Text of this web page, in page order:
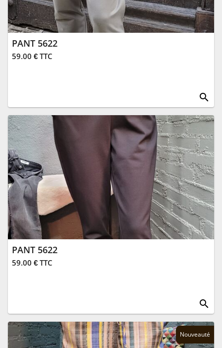
PANT 5622
59.00 € TTC
search
PANT 5622
59.00 € TTC
search
Nouveauté